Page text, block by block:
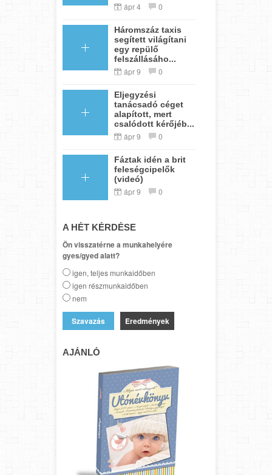
ápr 4 0
Háromszáz taxis
segített világítani
egy repülő
felszállásáho...
ápr 9 0
Eljegyzési
tanácsadó céget
alapított, mert
csalódott kérőjéb...
ápr 9 0
Fáztak idén a brit
feleségcipelők
(videó)
ápr 9 0
A HÉT KÉRDÉSE
Ön visszatérne a munkahelyére
gyes/gyed alatt?
igen, teljes munkaidőben
igen részmunkaidőben
nem
Eredmények
AJÁNLÓ